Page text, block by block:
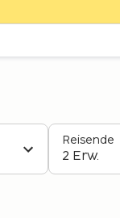
Reisende
2 Erw.